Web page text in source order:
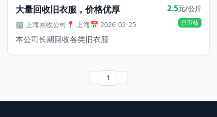
大量回收旧衣服，价格优厚
🏢 上海回收公司 📍 上海📅 2026-02-25
本公司长期回收各类旧衣服
2.5元/公斤
已审核
1